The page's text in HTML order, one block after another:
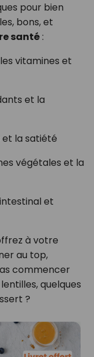
pour bien
bons, et
santé:
vitamines et
et la
la satiété
végétales et la
et
à votre
au top,
commencer
quelques
?